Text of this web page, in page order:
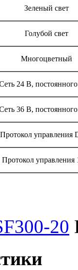
Зеленый свет
Голубой свет
Многоцветный
24 В, постоянного
36 В, постоянного
Протокол управления
Протокол управления
20